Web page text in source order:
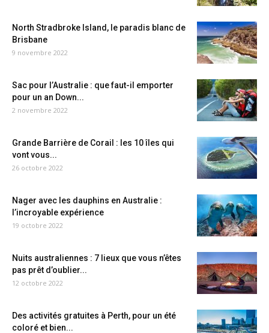
North Stradbroke Island, le paradis blanc de
Brisbane
9 novembre 2022
Sac pour l’Australie : que faut-il emporter
pour un an Down...
2 novembre 2022
Grande Barrière de Corail : les 10 îles qui
vont vous...
26 octobre 2022
Nager avec les dauphins en Australie :
l’incroyable expérience
19 octobre 2022
Nuits australiennes : 7 lieux que vous n’êtes
pas prêt d’oublier...
12 octobre 2022
Des activités gratuites à Perth, pour un été
coloré et bien...